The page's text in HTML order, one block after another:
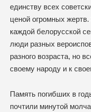
единству всех
ценой огромных
каждой белорусской
люди разных
разного возраста, но
своему народу и к
Память погибших в
почтили минутой